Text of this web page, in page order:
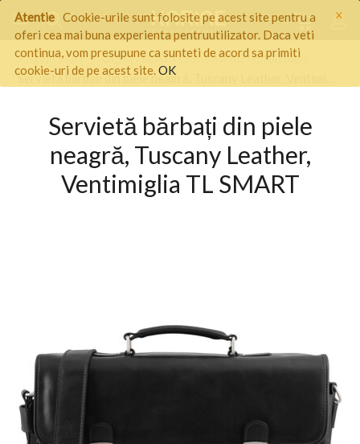
×
Atentie Cookie-urile sunt folosite pe acest site pentru a
oferi cea mai buna experienta pentruutilizator. Daca veti
continua, vom presupune ca sunteti de acord sa primiti
cookie-uri de pe acest site.OK
Pagina start / GENTI BUSINESS / Genti laptop piele
Servietă bărbați din piele neagră, Tuscany Leather, Ventimiglia TL SMART
Servietă bărbați din piele
neagră, Tuscany Leather,
Ventimiglia TL SMART